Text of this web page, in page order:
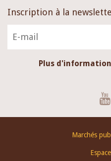
Inscription à la
Plus
Marchés